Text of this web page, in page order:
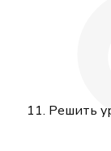
Решить